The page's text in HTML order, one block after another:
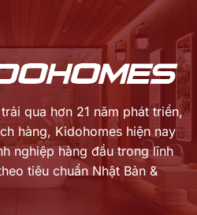
6.683.820 ₫.
qua hơn 21 năm phát triển,
hàng, Kidohomes hiện nay
nghiệp hàng đầu trong lĩnh
tiêu chuẩn Nhật Bản &